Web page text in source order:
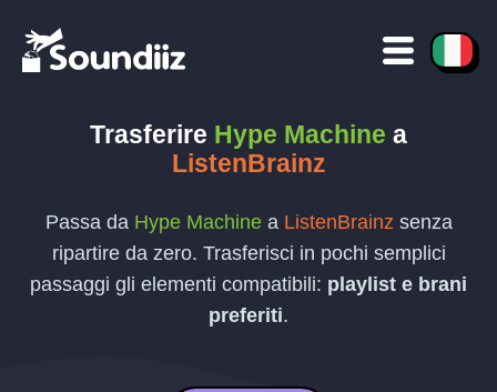
Trasferire Hype Machine a
ListenBrainz
Passa da Hype Machinea ListenBrainz senza
ripartire da zero. Trasferisci in pochi semplici
passaggi gli elementi compatibili: playlist e brani
preferiti.